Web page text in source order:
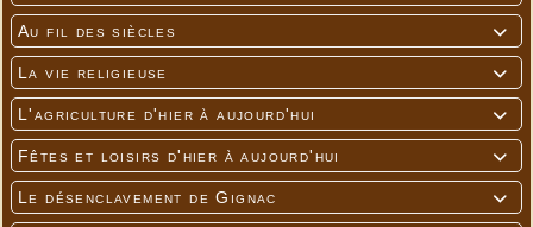

Au fil des siècles

La vie religieuse

L'agriculture d'hier à aujourd'hui

Fêtes et loisirs d'hier à aujourd'hui

Le désenclavement de Gignac